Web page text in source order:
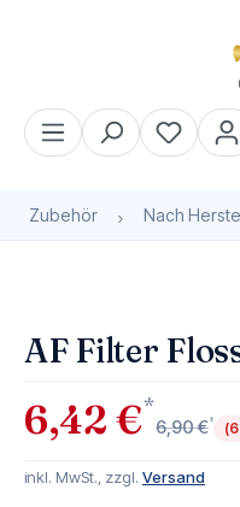
Zubehör Nach
AF Filter
6,42 €*
6,90 €*
inkl. MwSt., zzgl. Versand